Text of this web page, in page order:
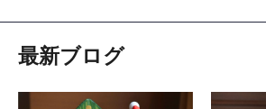
最新ブログ